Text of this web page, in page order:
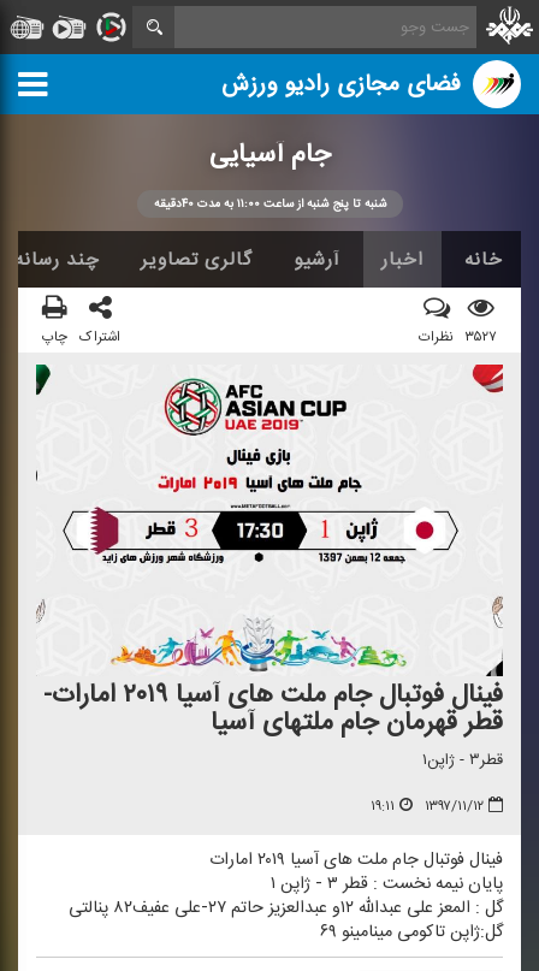
فضای مجازی رادیو ورزش
جام آسیایی
شنبه تا پنج شنبه از ساعت ۱۱:۰۰ به مدت ۴۰دقیقه
خانه اخبار آرشیو گالری تصاویر چند رسانه
۳۵۲۷ نظرات اشتراک چاپ
فینال فوتبال جام ملت های آسیا ۲۰۱۹ امارات-
قطر قهرمان جام ملتهای آسیا
قطر۳ - ژاپن۱
۱۳۹۷/۱۱/۱۲ ۱۹:۱۱
فینال فوتبال جام ملت های آسیا ۲۰۱۹ امارات
پایان نیمه نخست : قطر ۳ - ژاپن ۱
گل : المعز علی عبدالله ۱۲و عبدالعزیز حاتم ۲۷-علی عفیف۸۲ پنالتی
گل:ژاپن تاكومی مینامینو ۶۹